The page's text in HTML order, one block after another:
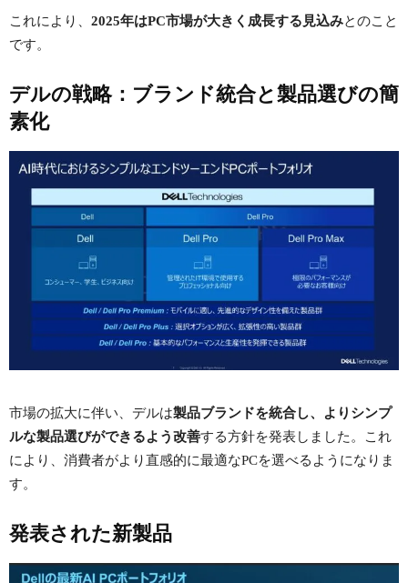
これにより、 2025年はPC市場が大きく成長する見込みとのこと
です。
デルの戦略：ブランド統合と製品選びの簡
素化
市場の拡大に伴い、デルは製品ブランドを統合し、よりシンプ
ルな製品選びができるよう改善する方針を発表しました。これ
により、消費者がより直感的に最適なPCを選べるようになりま
す。
発表された新製品